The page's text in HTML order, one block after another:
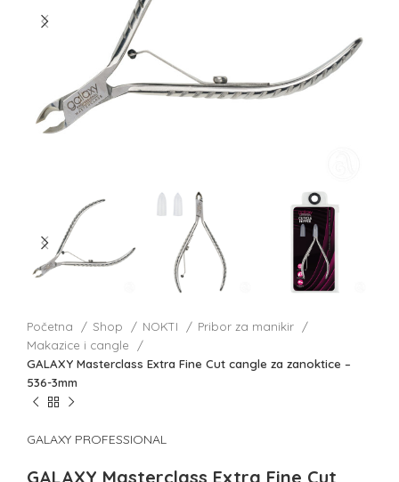
Početna Shop NOKTI
Pribor za manikir
Makazice i cangle
GALAXY Masterclass Extra Fine Cut cangle za zanoktice –
536-3mm
GALAXY PROFESSIONAL
GALAXY Masterclass Extra Fine Cut